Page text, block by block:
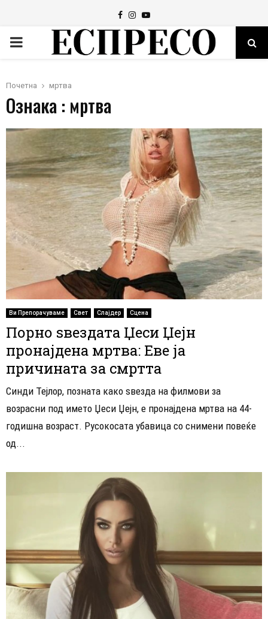
Facebook
Instagram
Youtube
PRIMARY
Почетна мртва
Ознака : мртва
Ви Препорачуваме Свет Слајдер Сцена
Порно ѕвездата Џеси Џејн
пронајдена мртва: Еве ја
причината за смртта
Синди Тејлор, позната како ѕвезда на филмови за
возрасни под името Џеси Џејн, е пронајдена мртва на 44-
годишна возраст. Русокосата убавица со снимени повеќе
од...